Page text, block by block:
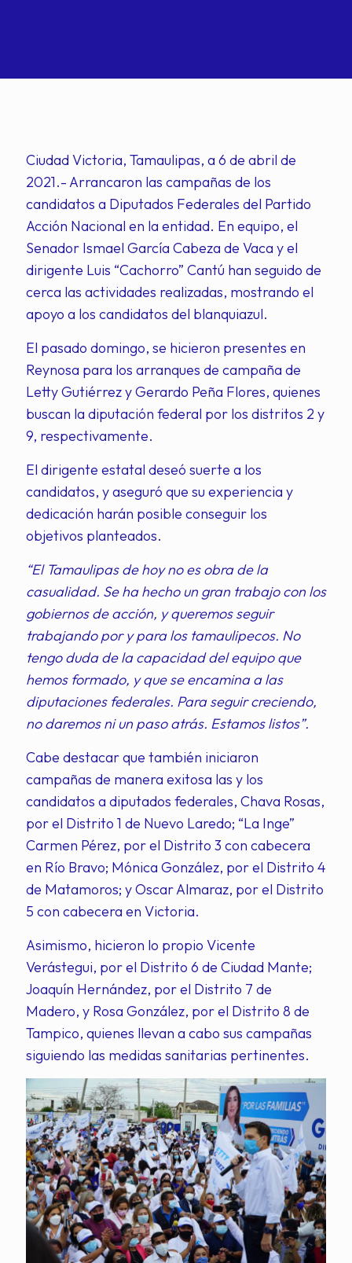
Ciudad Victoria, Tamaulipas, a 6 de abril de
2021.- Arrancaron las campañas de los
candidatos a Diputados Federales del Partido
Acción Nacional en la entidad. En equipo, el
Senador Ismael García Cabeza de Vaca y el
dirigente Luis “Cachorro” Cantú han seguido de
cerca las actividades realizadas, mostrando el
apoyo a los candidatos del blanquiazul.
El pasado domingo, se hicieron presentes en
Reynosa para los arranques de campaña de
Letty Gutiérrez y Gerardo Peña Flores, quienes
buscan la diputación federal por los distritos 2 y
9, respectivamente.
El dirigente estatal deseó suerte a los
candidatos, y aseguró que su experiencia y
dedicación harán posible conseguir los
objetivos planteados.
“El Tamaulipas de hoy no es obra de la
casualidad. Se ha hecho un gran trabajo con los
gobiernos de acción, y queremos seguir
trabajando por y para los tamaulipecos. No
tengo duda de la capacidad del equipo que
hemos formado, y que se encamina a las
diputaciones federales. Para seguir creciendo,
no daremos ni un paso atrás. Estamos listos”.
Cabe destacar que también iniciaron
campañas de manera exitosa las y los
candidatos a diputados federales, Chava Rosas,
por el Distrito 1 de Nuevo Laredo; “La Inge”
Carmen Pérez, por el Distrito 3 con cabecera
en Río Bravo; Mónica González, por el Distrito 4
de Matamoros; y Oscar Almaraz, por el Distrito
5 con cabecera en Victoria.
Asimismo, hicieron lo propio Vicente
Verástegui, por el Distrito 6 de Ciudad Mante;
Joaquín Hernández, por el Distrito 7 de
Madero, y Rosa González, por el Distrito 8 de
Tampico, quienes llevan a cabo sus campañas
siguiendo las medidas sanitarias pertinentes.